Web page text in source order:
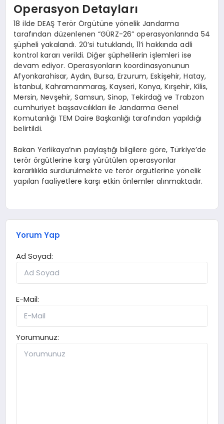
Operasyon Detayları
18 ilde DEAŞ Terör Örgütüne yönelik Jandarma
tarafından düzenlenen “GÜRZ-26” operasyonlarında 54
şüpheli yakalandı. 20’si tutuklandı, 11’i hakkında adli
kontrol kararı verildi. Diğer şüphelilerin işlemleri ise
devam ediyor. Operasyonların koordinasyonunun
Afyonkarahisar, Aydın, Bursa, Erzurum, Eskişehir, Hatay,
İstanbul, Kahramanmaraş, Kayseri, Konya, Kırşehir, Kilis,
Mersin, Nevşehir, Samsun, Sinop, Tekirdağ ve Trabzon
cumhuriyet başsavcılıkları ile Jandarma Genel
Komutanlığı TEM Daire Başkanlığı tarafından yapıldığı
belirtildi.
Bakan Yerlikaya’nın paylaştığı bilgilere göre, Türkiye’de
terör örgütlerine karşı yürütülen operasyonlar
kararlılıkla sürdürülmekte ve terör örgütlerine yönelik
yapılan faaliyetlere karşı etkin önlemler alınmaktadır.
Yorum Yap
Ad Soyad:
E-Mail:
Yorumunuz: